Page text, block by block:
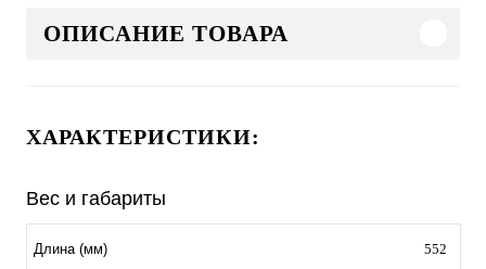
ОПИСАНИЕ ТОВАРА
ХАРАКТЕРИСТИКИ:
Вес и габариты
Длина (мм) 552